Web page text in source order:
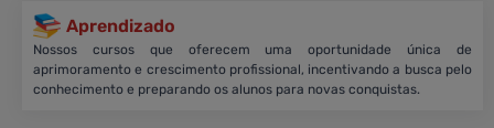
Aprendizado
Nossos cursos que oferecem uma oportunidade única de
aprimoramento e crescimento profissional, incentivando a busca pelo
conhecimento e preparando os alunos para novas conquistas.